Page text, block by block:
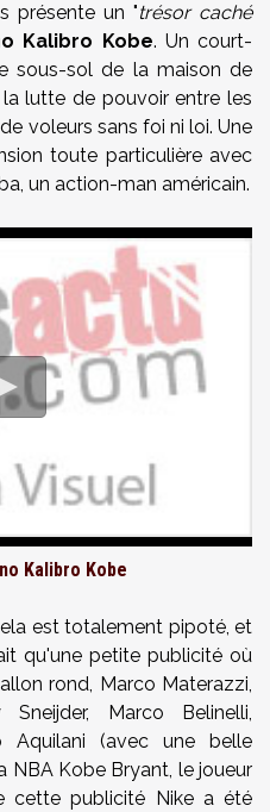
présente un "trésor caché
Kalibro Kobe. Un court-
sous-sol de la maison de
lutte de pouvoir entre les
voleurs sans foi ni loi. Une
toute particulière avec
un action-man américain.
Kalibro Kobe
est totalement pipoté, et
qu'une petite publicité où
rond, Marco Materazzi,
Marco Belinelli,
Aquilani (avec une belle
NBA Kobe Bryant, le joueur
cette publicité Nike a été